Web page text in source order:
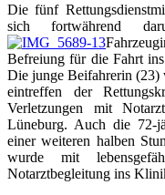
Die fünf
sich fortwährend
Befreiung für die Fahrt
Die junge Beifahrerin (23)
eintreffen der
Verletzungen mit
Lüneburg. Auch die 72-
einer weiteren halben
wurde mit
Notarztbegleitung ins